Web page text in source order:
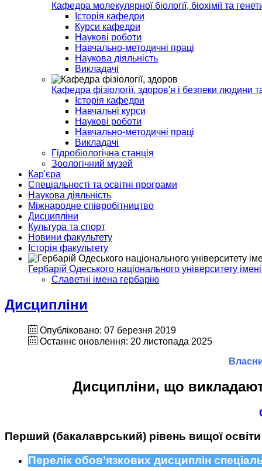
Кафедра молекулярної біології, біохімії та
Історія кафедри
Курси кафедри
Наукові роботи
Навчально-методичні праці
Наукова діяльність
Викладачі
Кафедра фізіології, здоров'я і безпеки людини
Історія кафедри
Навчальні курси
Наукові роботи
Навчально-методичні праці
Викладачі
Гідробіологічна станція
Зоологічний музей
Кар'єра
Спеціальності та освітні програми
Наукова діяльність
Міжнародне співробітництво
Дисципліни
Культура та спорт
Новини факультету
Історія факультету
Гербарій Одеського національного університету
Славетні імена гербарію
Дисципліни
Опубліковано: 07 березня 2019
Останнє оновлення: 20 листопада 2025
Дисципліни, що
Перший (бакалаврський) рівень вищої освіти
Перелік обов’язкових дисциплін